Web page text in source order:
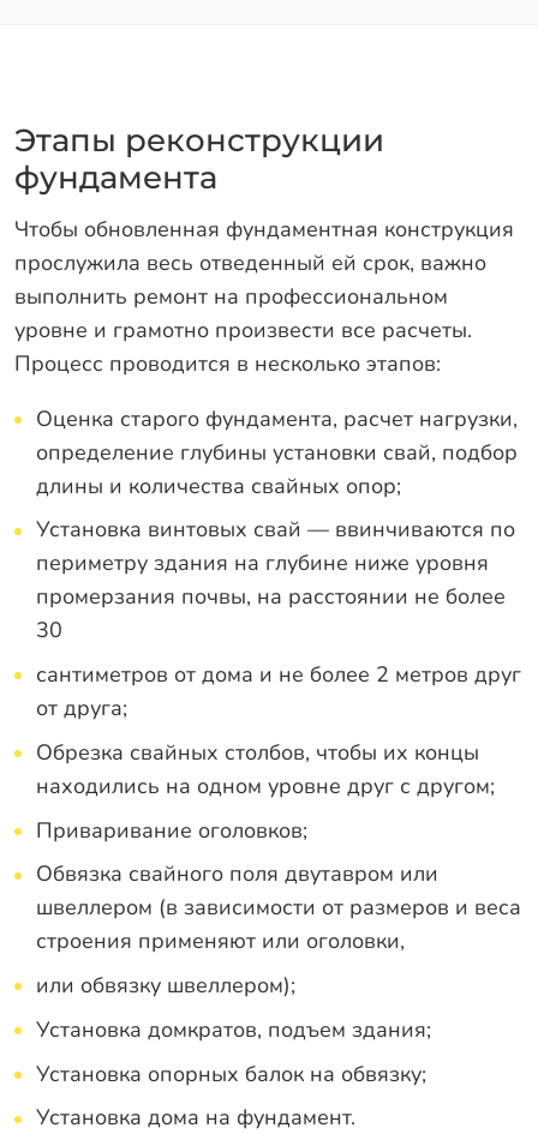
Этапы реконструкции
фундамента
Чтобы обновленная фундаментная конструкция
прослужила весь отведенный ей срок, важно
выполнить ремонт на профессиональном
уровне и грамотно произвести все расчеты.
Процесс проводится в несколько этапов:
Оценка старого фундамента, расчет нагрузки,
определение глубины установки свай, подбор
длины и количества свайных опор;
Установка винтовых свай — ввинчиваются по
периметру здания на глубине ниже уровня
промерзания почвы, на расстоянии не более
30
сантиметров от дома и не более 2 метров друг
от друга;
Обрезка свайных столбов, чтобы их концы
находились на одном уровне друг с другом;
Приваривание оголовков;
Обвязка свайного поля двутавром или
швеллером (в зависимости от размеров и веса
строения применяют или оголовки,
или обвязку швеллером);
Установка домкратов, подъем здания;
Установка опорных балок на обвязку;
Установка дома на фундамент.